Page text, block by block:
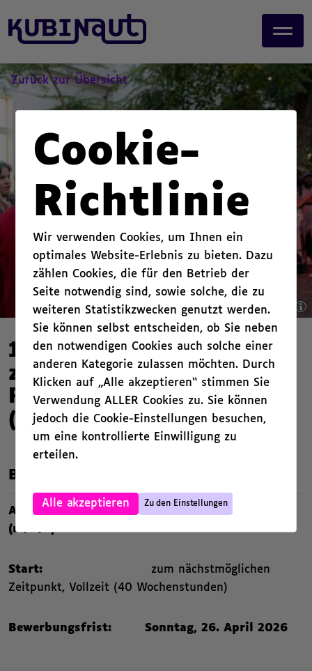
Cookie-
Richtlinie
Wir verwenden Cookies, um Ihnen ein
optimales Website-Erlebnis zu bieten. Dazu
zählen Cookies, die für den Betrieb der
Seite notwendig sind, sowie solche, die zu
weiteren Statistikzwecken genutzt werden.
Sie können selbst entscheiden, ob Sie neben
den notwendigen Cookies auch solche einer
anderen Kategorie zulassen möchten. Durch
Klicken auf „Alle akzeptieren“ stimmen Sie
Verwendung ALLER Cookies zu. Sie können
jedoch die Cookie-Einstellungen besuchen,
um eine kontrollierte Einwilligung zu
erteilen.
,
Alle akzeptieren Zu den Einstellungen
t
o
n
c
o
n
,
,
Zurück zur Übersicht
14. Berlin Biennale für
zeitgenössische Kunst /
Referent*in Vermittlung
(w/m/d), Vollzeit befristet
Beschreibung
Ausschreibung: Referent*in Vermittlung
(m/w/d) befristet bis zum 31. Oktober 2027
Start: zum nächstmöglichen
Zeitpunkt, Vollzeit (40 Wochenstunden)
Bewerbungsfrist: Sonntag, 26. April 2026